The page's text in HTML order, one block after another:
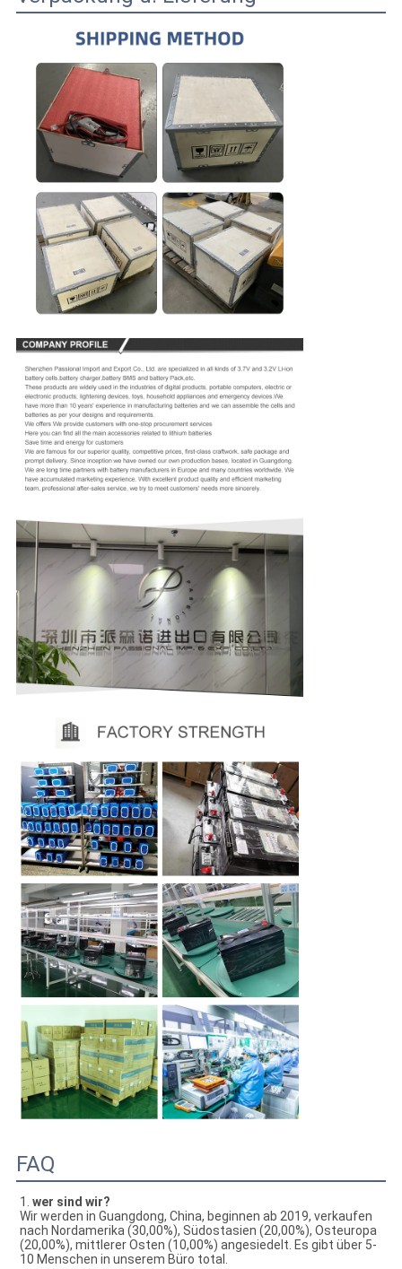
FAQ
1. wer sind wir?
Wir werden in Guangdong, China, beginnen ab 2019, verkaufen
nach Nordamerika (30,00%), Südostasien (20,00%), Osteuropa
(20,00%), mittlerer Osten (10,00%) angesiedelt. Es gibt über 5-
10 Menschen in unserem Büro total.